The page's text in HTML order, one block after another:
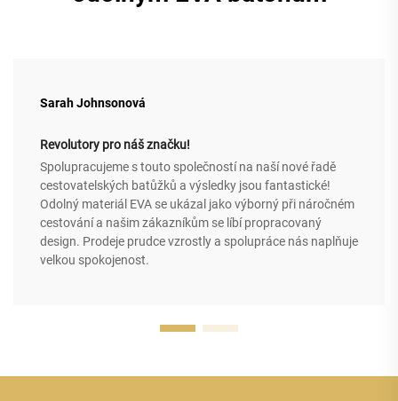
Sarah Johnsonová
Revolutory pro náš značku!
Spolupracujeme s touto společností na naší nové řadě
cestovatelských batůžků a výsledky jsou fantastické!
Odolný materiál EVA se ukázal jako výborný při náročném
cestování a našim zákazníkům se líbí propracovaný
design. Prodeje prudce vzrostly a spolupráce nás naplňuje
velkou spokojenost.